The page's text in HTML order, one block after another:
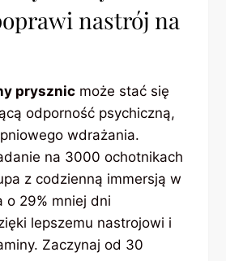
nastrój na
prysznic może stać się
odporność psychiczną,
wdrażania.
na 3000 ochotnikach
z codzienną immersją w
o 29% mniej dni
lepszemu nastrojowi i
Zaczynaj od 30